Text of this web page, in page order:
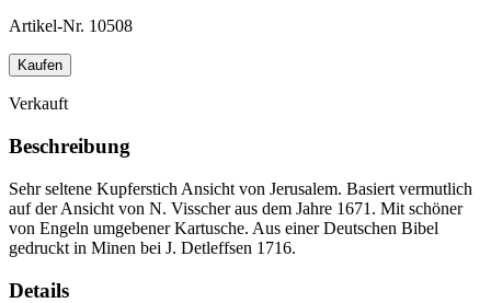
Artikel-Nr. 10508
Kaufen
Verkauft
Beschreibung
Sehr seltene Kupferstich Ansicht von Jerusalem. Basiert vermutlich
auf der Ansicht von N. Visscher aus dem Jahre 1671. Mit schöner
von Engeln umgebener Kartusche. Aus einer Deutschen Bibel
gedruckt in Minen bei J. Detleffsen 1716.
Details